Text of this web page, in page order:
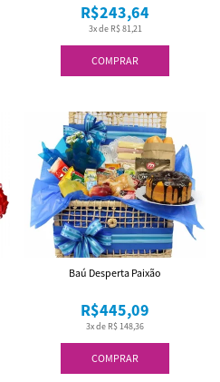
COMPRAR
3x de R$ 81,21
R$243,64
COMPRAR
3x de R$ 148,36
R$445,09
Baú Desperta Paixão